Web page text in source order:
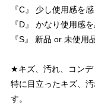
『C』 少し使用感を
『D』 かなり使用感
『S』 新品 or 未使用
★キズ、汚れ、コンデ
特に目立ったキズ、
す。